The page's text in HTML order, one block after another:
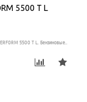
5500 T L
5500 T L. Бензиновые..